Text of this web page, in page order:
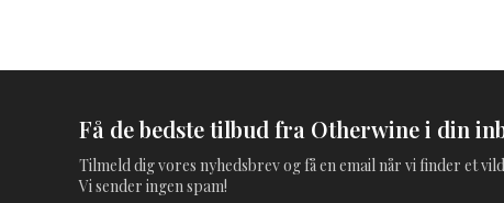
Få de bedste tilbud fra Otherwine i din
Tilmeld dig vores nyhedsbrev og få en email når vi finder et
Vi sender ingen spam!